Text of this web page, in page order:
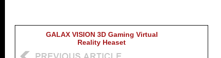
GALAX VISION 3D Gaming Virtual
Reality Heaset